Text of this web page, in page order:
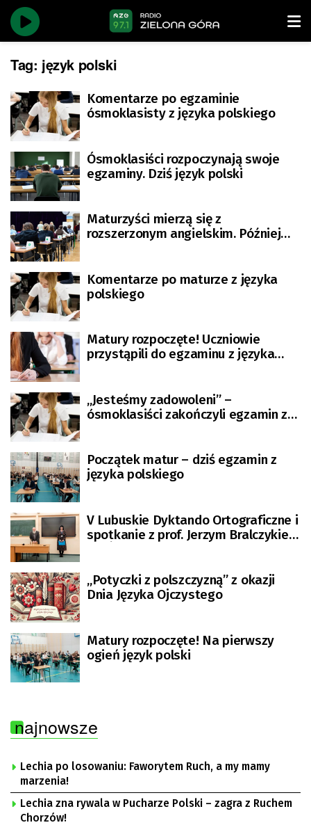
Tag: język polski
Komentarze po egzaminie
ósmoklasisty z języka polskiego
Ósmoklasiści rozpoczynają swoje
egzaminy. Dziś język polski
Maturzyści mierzą się z
rozszerzonym angielskim. Później
Komentarze po maturze z języka
polskiego
Matury rozpoczęte! Uczniowie
przystąpili do egzaminu z języka
„Jesteśmy zadowoleni” –
ósmoklasiści zakończyli egzamin z
Początek matur – dziś egzamin z
języka polskiego
V Lubuskie Dyktando Ortograficzne i
spotkanie z prof. Jerzym Bralczykiem
„Potyczki z polszczyzną” z okazji
Dnia Języka Ojczystego
Matury rozpoczęte! Na pierwszy
ogień język polski
najnowsze
Lechia po losowaniu: Faworytem Ruch, a my mamy
marzenia!
Lechia zna rywala w Pucharze Polski – zagra z Ruchem
Chorzów!